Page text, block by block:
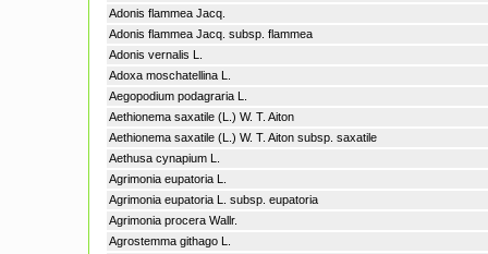
Adonis flammea Jacq.
Adonis flammea Jacq. subsp. flammea
Adonis vernalis L.
Adoxa moschatellina L.
Aegopodium podagraria L.
Aethionema saxatile (L.) W. T. Aiton
Aethionema saxatile (L.) W. T. Aiton subsp. saxatile
Aethusa cynapium L.
Agrimonia eupatoria L.
Agrimonia eupatoria L. subsp. eupatoria
Agrimonia procera Wallr.
Agrostemma githago L.